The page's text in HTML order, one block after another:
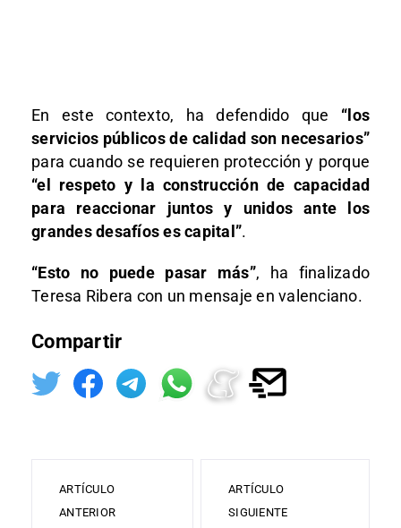
En este contexto, ha defendido que “los
servicios públicos de calidad son necesarios”
para cuando se requieren protección y porque
“el respeto y la construcción de capacidad
para reaccionar juntos y unidos ante los
grandes desafíos es capital”.
“Esto no puede pasar más”, ha finalizado
Teresa Ribera con un mensaje en valenciano.
Compartir
ARTÍCULO
ANTERIOR
ARTÍCULO
SIGUIENTE